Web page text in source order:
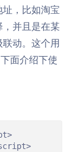
，比如淘宝
并且是在某
动。这个用
面介绍下使